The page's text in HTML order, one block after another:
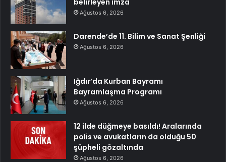
Ağustos 6, 2026
Darende’de 11. Bilim ve Sanat Şenliği
Ağustos 6, 2026
Iğdır’da Kurban Bayramı
Bayramlaşma Programı
Ağustos 6, 2026
12 ilde düğmeye basıldı! Aralarında
polis ve avukatların da olduğu 50
şüpheli gözaltında
Ağustos 6, 2026